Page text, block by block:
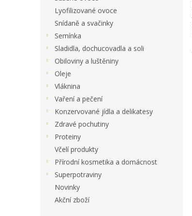
Lyofilizované ovoce
Snídaně a svačinky
Semínka
Sladidla, dochucovadla a soli
Obiloviny a luštěniny
Oleje
Vláknina
Vaření a pečení
Konzervované jídla a delikatesy
Zdravé pochutiny
Proteiny
Včelí produkty
Přírodní kosmetika a domácnost
Superpotraviny
Novinky
Akční zboží